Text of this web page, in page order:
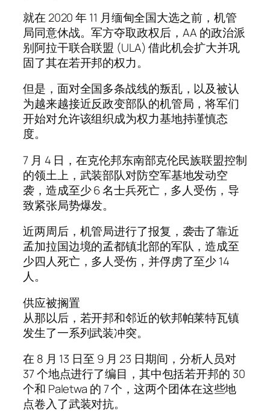
就在 2020 年 11 月缅甸全国大选之前，机管
局同意休战。军方夺取政权后，AA 的政治派
别阿拉干联合联盟 (ULA) 借此机会扩大并巩
固了其在若开邦的权力。
但是，面对全国多条战线的叛乱，以及被认
为越来越接近反政变部队的机管局，将军们
开始对允许该组织成为权力基地持谨慎态
度。
7 月 4 日，在克伦邦东南部克伦民族联盟控制
的领土上，武装部队对防空军基地发动空
袭，造成至少 6 名士兵死亡，多人受伤，导
致紧张局势爆发。
近两周后，机管局进行了报复，袭击了靠近
孟加拉国边境的孟都镇北部的军队，造成至
少四人死亡，多人受伤，并俘虏了至少 14
人。
供应被搁置
从那以后，若开邦和邻近的钦邦帕莱特瓦镇
发生了一系列武装冲突。
在 8 月 13 日至 9 月 23 日期间，分析人员对
37 个地点进行了编目，其中包括若开邦的 30
个和 Paletwa 的 7 个，这两个团体在这些地
点卷入了武装对抗。